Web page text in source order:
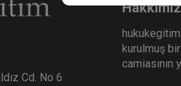
Cd. No 6
kurulmuş
camiasının